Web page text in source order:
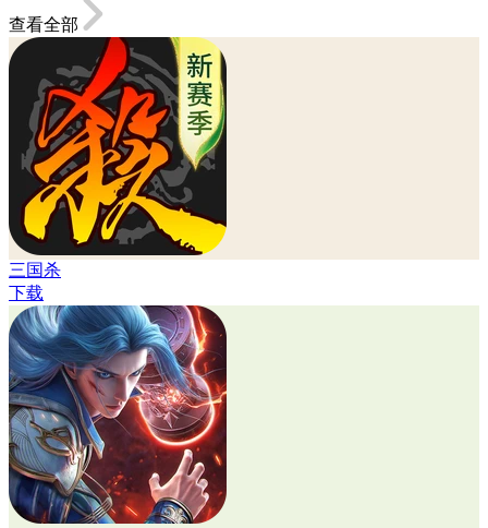
查看全部
三国杀
下载